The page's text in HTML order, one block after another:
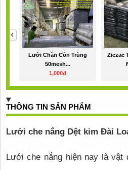
Lưới Chắn Côn Trùng
50mesh...
1,000đ
Ziczac
THÔNG TIN SẢN PHẨM
Lưới che nắng Dệt kim Đài
Lưới che nắng hiện nay là vật